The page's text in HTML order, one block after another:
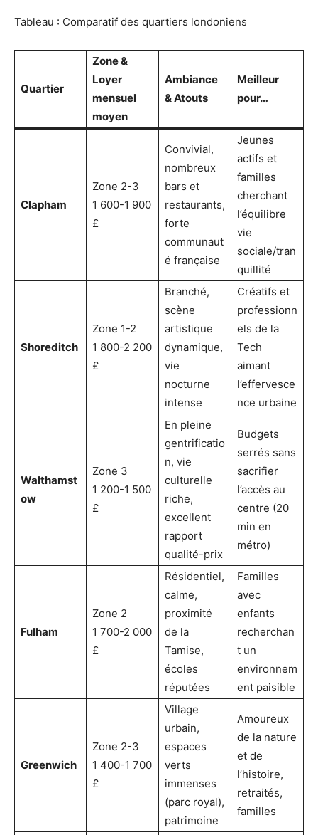
Tableau : Comparatif des quartiers londoniens
Quartier
Zone &
Loyer
mensuel
moyen
Ambiance
& Atouts
Meilleur
pour…
Clapham
Zone 2-3
1 600-1 900
£
Convivial,
nombreux
bars et
restaurants,
forte
communaut
é française
Jeunes
actifs et
familles
cherchant
l’équilibre
vie
sociale/tran
quillité
Shoreditch
Zone 1-2
1 800-2 200
£
Branché,
scène
artistique
dynamique,
vie
nocturne
intense
Créatifs et
professionn
els de la
Tech
aimant
l’effervesce
nce urbaine
Walthamst
ow
Zone 3
1 200-1 500
£
En pleine
gentrificatio
n, vie
culturelle
riche,
excellent
rapport
qualité-prix
Budgets
serrés sans
sacrifier
l’accès au
centre (20
min en
métro)
Fulham
Zone 2
1 700-2 000
£
Résidentiel,
calme,
proximité
de la
Tamise,
écoles
réputées
Familles
avec
enfants
recherchan
t un
environnem
ent paisible
Greenwich
Zone 2-3
1 400-1 700
£
Village
urbain,
espaces
verts
immenses
(parc royal),
patrimoine
Amoureux
de la nature
et de
l’histoire,
retraités,
familles